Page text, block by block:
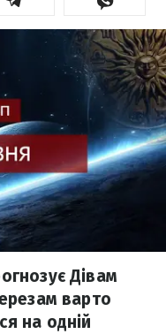
Дівам
варто
на одній